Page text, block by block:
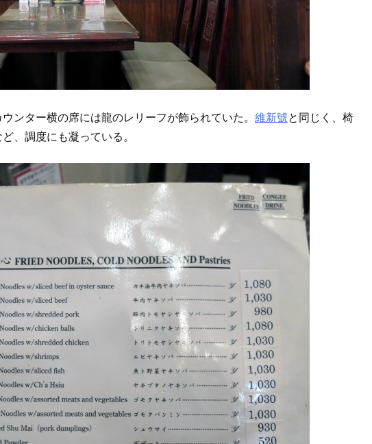
ンター横の席には龍のレリーフが飾られていた。 維新號と同じく、椅
、調度にも凝っている。